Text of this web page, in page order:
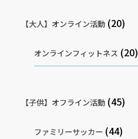
【大人】オンライン活動(20)
オンラインフィットネス (20)
【子供】オフライン活動(45)
ファミリーサッカー (44)